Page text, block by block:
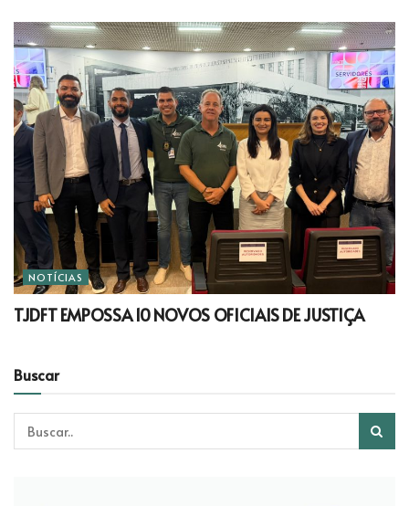
NOTÍCIAS
TJDFT EMPOSSA 10 NOVOS OFICIAIS DE JUSTIÇA
Buscar